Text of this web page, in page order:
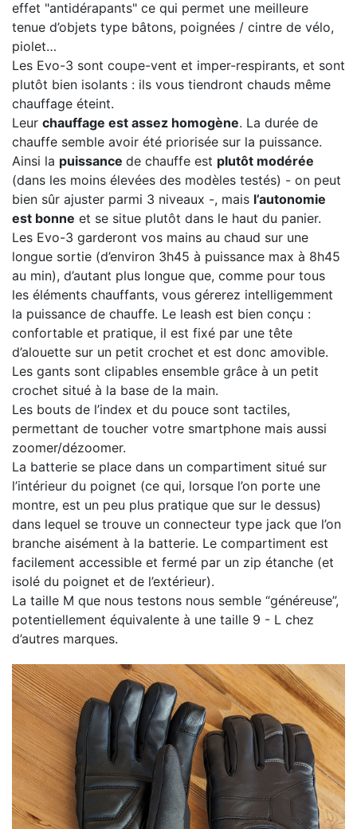
effet "antidérapants" ce qui permet une meilleure
tenue d’objets type bâtons, poignées / cintre de vélo,
piolet…
Les Evo-3 sont coupe-vent et imper-respirants, et sont
plutôt bien isolants : ils vous tiendront chauds même
chauffage éteint.
Leur chauffage est assez homogène. La durée de
chauffe semble avoir été priorisée sur la puissance.
Ainsi la puissance de chauffe est plutôt modérée
(dans les moins élevées des modèles testés) - on peut
bien sûr ajuster parmi 3 niveaux -, mais l’autonomie
est bonne et se situe plutôt dans le haut du panier.
Les Evo-3 garderont vos mains au chaud sur une
longue sortie (d’environ 3h45 à puissance max à 8h45
au min), d’autant plus longue que, comme pour tous
les éléments chauffants, vous gérerez intelligemment
la puissance de chauffe. Le leash est bien conçu :
confortable et pratique, il est fixé par une tête
d’alouette sur un petit crochet et est donc amovible.
Les gants sont clipables ensemble grâce à un petit
crochet situé à la base de la main.
Les bouts de l’index et du pouce sont tactiles,
permettant de toucher votre smartphone mais aussi
zoomer/dézoomer.
La batterie se place dans un compartiment situé sur
l’intérieur du poignet (ce qui, lorsque l’on porte une
montre, est un peu plus pratique que sur le dessus)
dans lequel se trouve un connecteur type jack que l’on
branche aisément à la batterie. Le compartiment est
facilement accessible et fermé par un zip étanche (et
isolé du poignet et de l’extérieur).
La taille M que nous testons nous semble “généreuse”,
potentiellement équivalente à une taille 9 - L chez
d’autres marques.